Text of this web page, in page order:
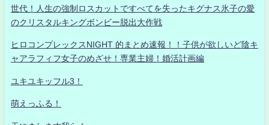
世代！人生の強制ロスカットですべてを失ったキグナス氷子の愛
のクリスタルキングボンビー脱出大作戦
ヒロコンプレックスNIGHT 的まとめ速報！！子供が欲しいど陰キ
ャアラフィフ女子のめざせ！専業主婦！婚活計画編
ユキユキッフル3！
萌えっふる！